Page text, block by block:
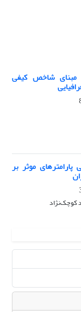
مبنای شاخص کیفی
موثر بر
کوچک‌نژاد